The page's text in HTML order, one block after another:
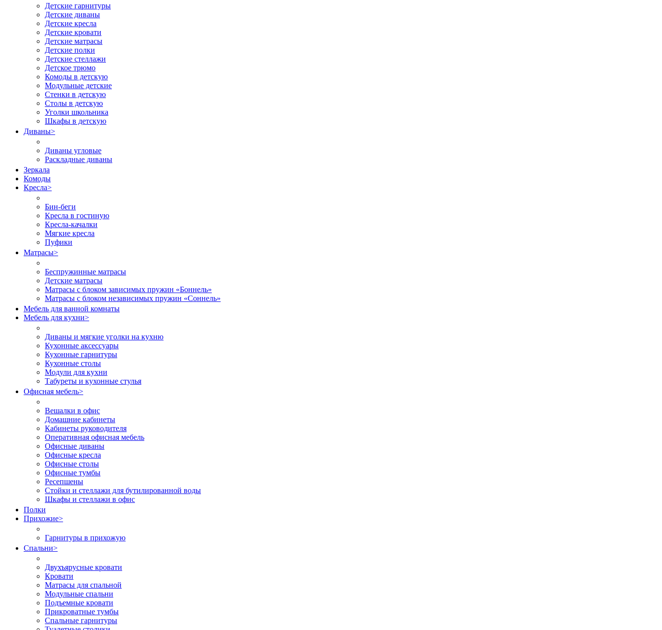
Детские гарнитуры
Детские диваны
Детские кресла
Детские кровати
Детские матрасы
Детские полки
Детские стеллажи
Детское трюмо
Комоды в детскую
Модульные детские
Стенки в детскую
Столы в детскую
Уголки школьника
Шкафы в детскую
Диваны>
Диваны угловые
Раскладные диваны
Зеркала
Комоды
Кресла>
Бин-беги
Кресла в гостиную
Кресла-качалки
Мягкие кресла
Пуфики
Матрасы>
Беспружинные матрасы
Детские матрасы
Матрасы с блоком зависимых пружин «Боннель»
Матрасы с блоком независимых пружин «Соннель»
Мебель для ванной комнаты
Мебель для кухни>
Диваны и мягкие уголки на кухню
Кухонные аксессуары
Кухонные гарнитуры
Кухонные столы
Модули для кухни
Табуреты и кухонные стулья
Офисная мебель>
Вешалки в офис
Домашние кабинеты
Кабинеты руководителя
Оперативная офисная мебель
Офисные диваны
Офисные кресла
Офисные столы
Офисные тумбы
Ресепшены
Стойки и стеллажи для бутилированной воды
Шкафы и стеллажи в офис
Полки
Прихожие>
Гарнитуры в прихожую
Спальни>
Двухъярусные кровати
Кровати
Матрасы для спальной
Модульные спальни
Подъемные кровати
Прикроватные тумбы
Спальные гарнитуры